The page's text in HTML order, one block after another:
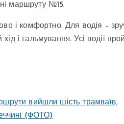
маршруту №15.
і комфортно. Для водія –
і гальмування. Усі водії